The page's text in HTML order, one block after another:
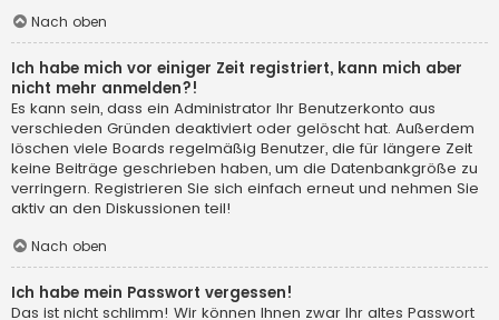
Nach oben
Ich habe mich vor einiger Zeit registriert, kann mich aber
nicht mehr anmelden?!
Es kann sein, dass ein Administrator Ihr Benutzerkonto aus
verschieden Gründen deaktiviert oder gelöscht hat. Außerdem
löschen viele Boards regelmäßig Benutzer, die für längere Zeit
keine Beiträge geschrieben haben, um die Datenbankgröße zu
verringern. Registrieren Sie sich einfach erneut und nehmen Sie
aktiv an den Diskussionen teil!
Nach oben
Ich habe mein Passwort vergessen!
Das ist nicht schlimm! Wir können Ihnen zwar Ihr altes Passwort